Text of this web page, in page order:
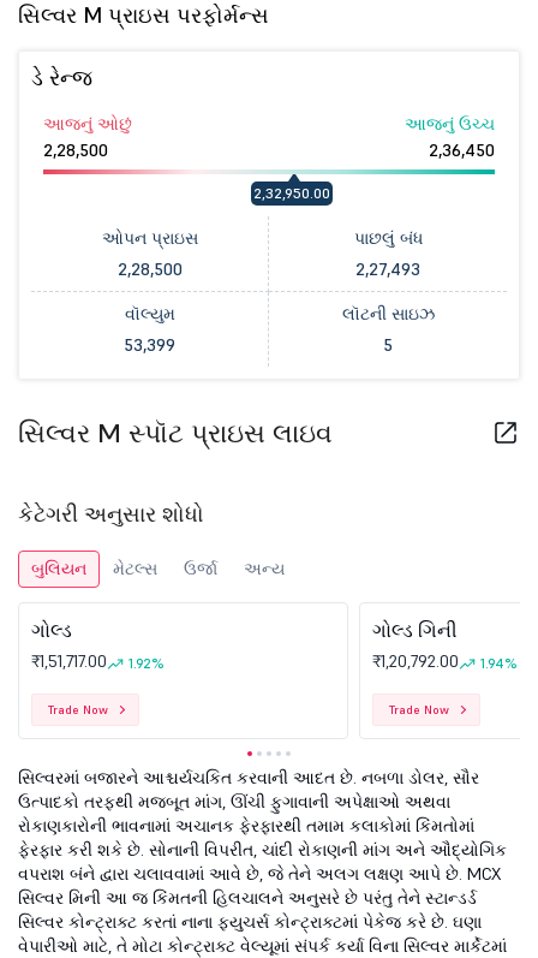
સિલ્વર M પ્રાઇસ પરફોર્મન્સ
ડે રેન્જ
આજનું ઓછું
2,28,500
2,32,950.00
આજનું ઉચ્ચ
2,36,450
ઓપન પ્રાઇસ
2,28,500
પાછલું બંધ
2,27,493
વૉલ્યુમ
53,399
લૉટની સાઇઝ
5
સિલ્વર M સ્પૉટ પ્રાઇસ લાઇવ
કેટેગરી અનુસાર શોધો
બુલિયન મેટલ્સ ઉર્જા અન્ય
ગોલ્ડ
₹1,51,717.00 1.92%
Trade Now
ગોલ્ડ ગિની
₹1,20,792.00 1.94%
Trade Now
સિલ્વરમાં બજારને આશ્ચર્યચકિત કરવાની આદત છે. નબળા ડોલર, સૌર
ઉત્પાદકો તરફથી મજબૂત માંગ, ઊંચી ફુગાવાની અપેક્ષાઓ અથવા
રોકાણકારોની ભાવનામાં અચાનક ફેરફારથી તમામ કલાકોમાં કિંમતોમાં
ફેરફાર કરી શકે છે. સોનાની વિપરીત, ચાંદી રોકાણની માંગ અને ઔદ્યોગિક
વપરાશ બંને દ્વારા ચલાવવામાં આવે છે, જે તેને અલગ લક્ષણ આપે છે. MCX
સિલ્વર મિની આ જ કિંમતની હિલચાલને અનુસરે છે પરંતુ તેને સ્ટાન્ડર્ડ
સિલ્વર કોન્ટ્રાક્ટ કરતાં નાના ફ્યુચર્સ કોન્ટ્રાક્ટમાં પેકેજ કરે છે. ઘણા
વેપારીઓ માટે, તે મોટા કોન્ટ્રાક્ટ વેલ્યૂમાં સંપર્ક કર્યા વિના સિલ્વર માર્કેટમાં